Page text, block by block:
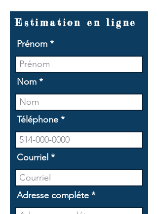
Estimation en ligne
Prénom
Nom
Téléphone
Courriel
Adresse compléte